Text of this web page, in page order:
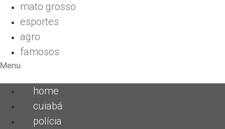
mato grosso
esportes
agro
famosos
Menu
home
cuiabá
polícia